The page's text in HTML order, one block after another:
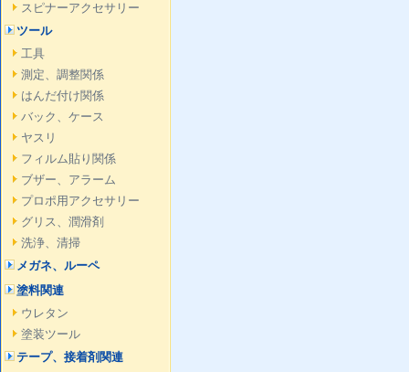
スピナーアクセサリー
ツール
工具
測定、調整関係
はんだ付け関係
バック、ケース
ヤスリ
フィルム貼り関係
ブザー、アラーム
プロポ用アクセサリー
グリス、潤滑剤
洗浄、清掃
メガネ、ルーペ
塗料関連
ウレタン
塗装ツール
テープ、接着剤関連